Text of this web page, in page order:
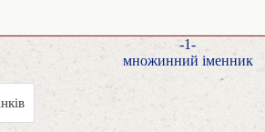
-1-
множинний іменник